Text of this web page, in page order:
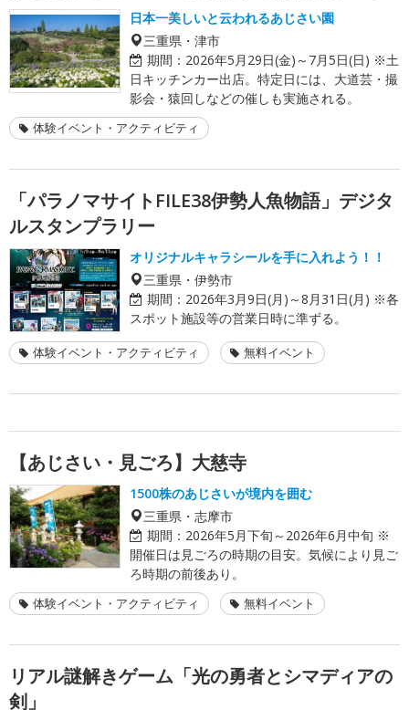
日本一美しいと云われるあじさい園
三重県・津市
期間： 2026年5月29日(金)～7月5日(日) ※土
日キッチンカー出店。特定日には、大道芸・撮
影会・猿回しなどの催しも実施される。
体験イベント・アクティビティ
「パラノマサイトFILE38伊勢人魚物語」デジタ
ルスタンプラリー
オリジナルキャラシールを手に入れよう！！
三重県・伊勢市
期間： 2026年3月9日(月)～8月31日(月) ※各
スポット施設等の営業日時に準ずる。
体験イベント・アクティビティ 無料イベント
【あじさい・見ごろ】大慈寺
1500株のあじさいが境内を囲む
三重県・志摩市
期間： 2026年5月下旬～2026年6月中旬 ※
開催日は見ごろの時期の目安。気候により見ご
ろ時期の前後あり。
体験イベント・アクティビティ 無料イベント
リアル謎解きゲーム「光の勇者とシマディアの
剣」